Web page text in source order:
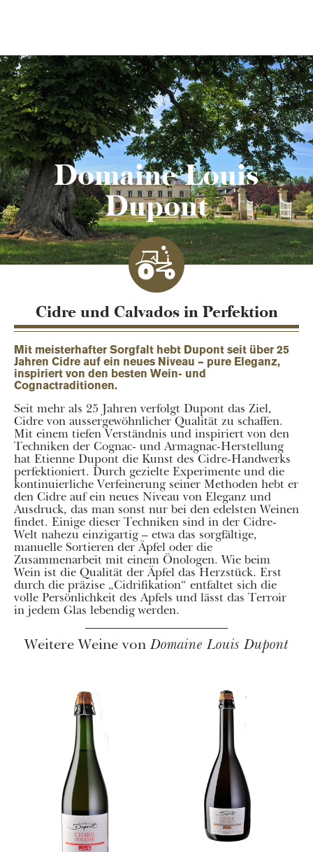
Domaine Louis
Dupont
Cidre und Calvados in Perfektion
Mit meisterhafter Sorgfalt hebt Dupont seit über 25
Jahren Cidre auf ein neues Niveau – pure Eleganz,
inspiriert von den besten Wein- und
Cognactraditionen.
Seit mehr als 25 Jahren verfolgt Dupont das Ziel,
Cidre von aussergewöhnlicher Qualität zu schaffen.
Mit einem tiefen Verständnis und inspiriert von den
Techniken der Cognac- und Armagnac-Herstellung
hat Etienne Dupont die Kunst des Cidre-Handwerks
perfektioniert. Durch gezielte Experimente und die
kontinuierliche Verfeinerung seiner Methoden hebt er
den Cidre auf ein neues Niveau von Eleganz und
Ausdruck, das man sonst nur bei den edelsten Weinen
findet. Einige dieser Techniken sind in der Cidre-
Welt nahezu einzigartig – etwa das sorgfältige,
manuelle Sortieren der Äpfel oder die
Zusammenarbeit mit einem Önologen. Wie beim
Wein ist die Qualität der Äpfel das Herzstück. Erst
durch die präzise „Cidrifikation“ entfaltet sich die
volle Persönlichkeit des Apfels und lässt das Terroir
in jedem Glas lebendig werden.
Weitere Weine vonDomaine Louis Dupont